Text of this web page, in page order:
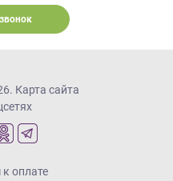
Карта сайта
оплате